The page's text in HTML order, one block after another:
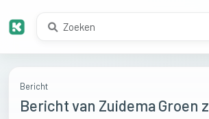
Bericht
Bericht van Zuidema Groen